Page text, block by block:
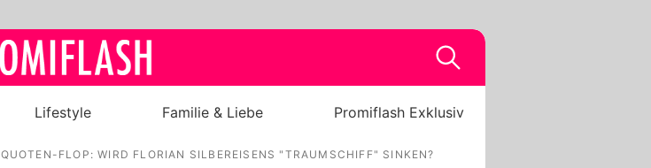
Royals
Lifestyle Familie & Liebe Promiflash Exklusiv
QUOTEN-FLOP: WIRD FLORIAN SILBEREISENS "TRAUMSCHIFF" SINKEN?